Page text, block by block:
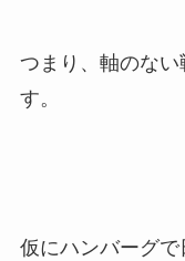
つまり、軸のな
す。
仮にハンバーグで